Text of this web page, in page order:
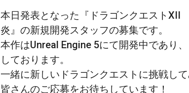
本日発表となった『ドラゴンクエストXII
炎』の新規開発スタッフの募集です。
本作はUnreal Engine 5にて開発中であり
しております。
一緒に新しいドラゴンクエストに挑戦し
皆さんのご応募をお待ちしています！